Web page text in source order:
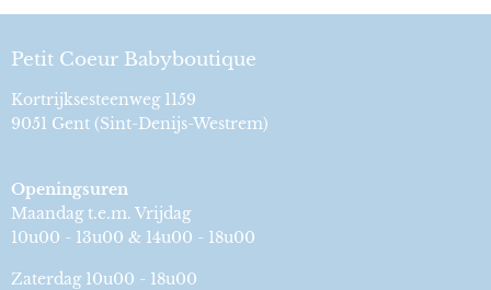
Petit Coeur Babyboutique
Kortrijksesteenweg 1159
9051 Gent (Sint-Denijs-Westrem)
Openingsuren
Maandag t.e.m. Vrijdag
10u00 - 13u00 & 14u00 - 18u00
Zaterdag 10u00 - 18u00